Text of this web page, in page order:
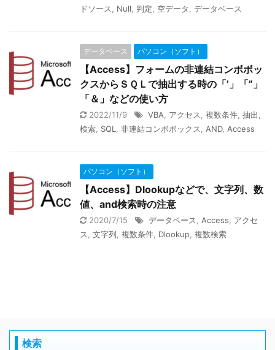
ドソース
Null 判定 空データ データベース
データベース パソコン（ソフト）
【Access】フォームの非連結コンボボッ
クスからＳＱＬで抽出する時の「’」「”」
「＆」などの使い方
2022/11/9 VBA アクセス 複数条件 抽出
検索 SQL 非連結コンボボックス AND, Access
パソコン（ソフト）
【Access】Dlookupなどで、文字列、数
値、and検索時の注意
2020/7/15 データベース Access
アクセ
ス
文字列 複数条件 Dlookup 複数検索
検索